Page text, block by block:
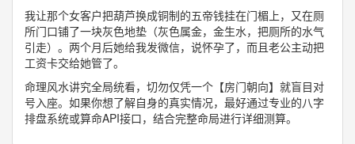
我让那个女客户把葫芦换成铜制的五帝钱挂在门楣上，又在厕
所门口铺了一块灰色地垫（灰色属金，金生水，把厕所的水气
引走）。两个月后她给我发微信，说怀孕了，而且老公主动把
工资卡交给她管了。
命理风水讲究全局统看，切勿仅凭一个【房门朝向】就盲目对
号入座。如果你想了解自身的真实情况，最好通过专业的八字
排盘系统或算命API接口，结合完整命局进行详细测算。